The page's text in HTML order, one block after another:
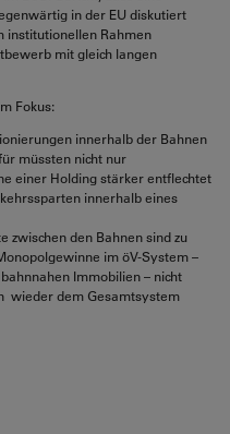
in der EU diskutiert
institutionellen Rahmen
mit gleich langen
Fokus:
innerhalb der Bahnen
müssten nicht nur
einer Holding stärker entflechtet
innerhalb eines
zwischen den Bahnen sind zu
im öV-System –
Immobilien – nicht
wieder dem Gesamtsystem